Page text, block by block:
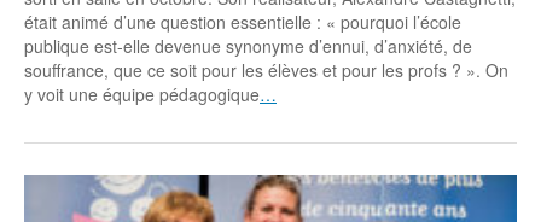
Malle pédagogique « Parcours d’exils
d’hier et d’aujourd’hui »
Espace bénévoles
Story play’r
La ligue 95 et Recyclivre
Lutte contre l’illettrisme
Education aux médias
Les veilleurs de l’info
Education verte
Formation Eco-délégué.es
Actualité Ecole
… Formations BAFD
Pour s’inscrire
Actualités loisirs
était animé d’une question essentielle : « pourquoi l’école
publique est-elle devenue synonyme d’ennui, d’anxiété, de
souffrance, que ce soit pour les élèves et pour les profs ? ». On
y voit une équipe pédagogique…